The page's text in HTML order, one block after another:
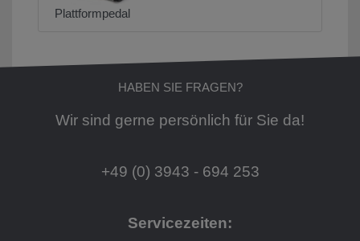
Plattformpedal
HABEN SIE FRAGEN?
Wir sind gerne persönlich für Sie da!
+49 (0) 3943 - 694 253
Servicezeiten: